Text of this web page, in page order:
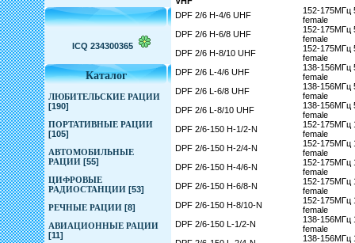
ICQ 234300365
Каталог
ЛЮБИТЕЛЬСКИЕ РАЦИИ
[190]
ПОРТАТИВНЫЕ РАЦИИ
[105]
АВТОМОБИЛЬНЫЕ
РАЦИИ [55]
ЦИФРОВЫЕ
РАДИОСТАНЦИИ [53]
РЕЧНЫЕ РАЦИИ [8]
АВИАЦИОННЫЕ РАЦИИ
[11]
DPF 2/6 H-4/6 UHF
152-175МГц
female
DPF 2/6 H-6/8 UHF
152-175МГц
female
DPF 2/6 H-8/10 UHF
152-175МГц
female
DPF 2/6 L-4/6 UHF
138-156МГц
female
DPF 2/6 L-6/8 UHF
138-156МГц
female
DPF 2/6 L-8/10 UHF
138-156МГц
female
DPF 2/6-150 H-1/2-N
152-175МГц
female
DPF 2/6-150 H-2/4-N
152-175МГц
female
DPF 2/6-150 H-4/6-N
152-175МГц
female
DPF 2/6-150 H-6/8-N
152-175МГц
female
DPF 2/6-150 H-8/10-N
152-175МГц
female
DPF 2/6-150 L-1/2-N
138-156МГц
female
138-156МГц